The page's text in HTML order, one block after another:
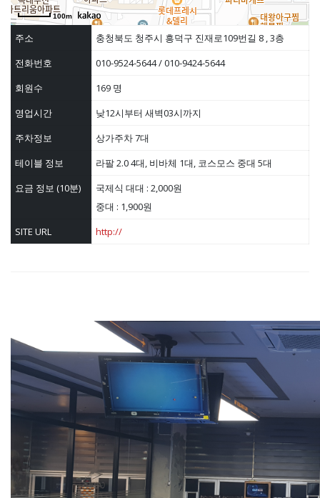
100m
주소
충청북도 청주시 흥덕구 진재로109번길 8 , 3층
전화번호
010-9524-5644 / 010-9424-5644
회원수
169 명
영업시간
낮12시부터 새벽03시까지
주차정보
상가주차 7대
테이블 정보
라팔 2.0 4대, 비바체 1대, 코스모스 중대 5대
요금 정보 (10분)
국제식 대대 : 2,000원
중대 : 1,900원
SITE URL
http://